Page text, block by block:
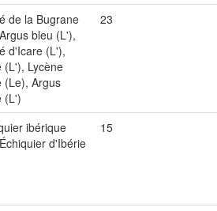
de la Bugrane
bleu (L'),
d'Icare (L'),
(L'), Lycène
(Le), Argus
(L')
23
ibérique
d'Ibérie
15